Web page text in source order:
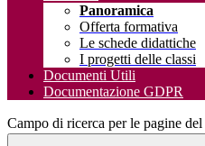
Panoramica
Offerta formativa
Le schede didattiche
I progetti delle classi
Documenti Utili
Documentazione GDPR
Campo di ricerca per le pagine